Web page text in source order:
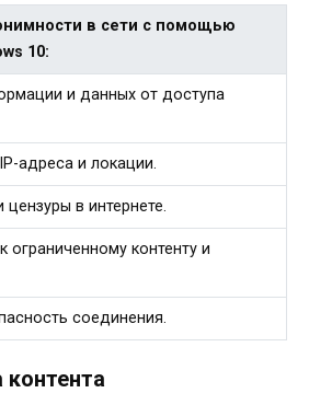
в сети с помощью
10:
и данных от доступа
адреса и локации.
в интернете.
ограниченному контенту и
соединения.